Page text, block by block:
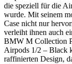
die speziell für die
wurde. Mit seinem
Case nicht nur
verleiht ihnen auch
BMW M Collection
Airpods 1/2 – Black
raffinierten Design,